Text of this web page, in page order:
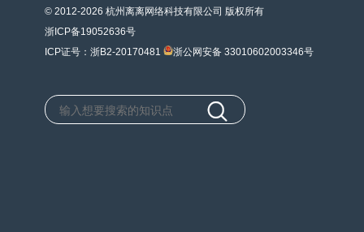
© 2012-2026 杭州离离网络科技有限公司 版权所有
浙ICP备19052636号
ICP证号：浙B2-20170481
浙公网安备 33010602003346号